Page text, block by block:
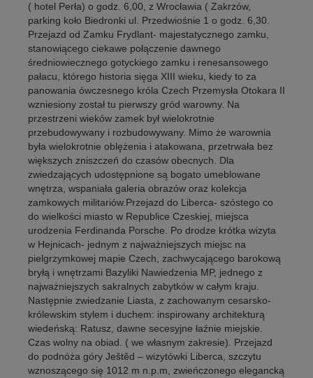
( hotel Perła) o godz. 6,00, z Wrocławia ( Zakrzów,
parking koło Biedronki ul. Przedwiośnie 1 o godz. 6,30.
Przejazd od Zamku Frydlant- majestatycznego zamku,
stanowiącego ciekawe połączenie dawnego
średniowiecznego gotyckiego zamku i renesansowego
pałacu, którego historia sięga XIII wieku, kiedy to za
panowania ówczesnego króla Czech Przemysła Otokara II
wzniesiony został tu pierwszy gród warowny. Na
przestrzeni wieków zamek był wielokrotnie
przebudowywany i rozbudowywany. Mimo że warownia
była wielokrotnie oblężenia i atakowana, przetrwała bez
większych zniszczeń do czasów obecnych. Dla
zwiedzających udostępnione są bogato umeblowane
wnętrza, wspaniała galeria obrazów oraz kolekcja
zamkowych militariów.Przejazd do Liberca- szóstego co
do wielkości miasto w Republice Czeskiej, miejsca
urodzenia Ferdinanda Porsche. Po drodze krótka wizyta
w Hejnicach- jednym z najważniejszych miejsc na
pielgrzymkowej mapie Czech, zachwycającego barokową
bryłą i wnętrzami Bazyliki Nawiedzenia MP, jednego z
najważniejszych sakralnych zabytków w całym kraju.
Następnie zwiedzanie Liasta, z zachowanym cesarsko-
królewskim stylem i duchem: inspirowany architekturą
wiedeńską: Ratusz, dawne secesyjne łaźnie miejskie.
Czas wolny na obiad. ( we własnym zakresie). Przejazd
do podnóża góry Ještěd – wizytówki Liberca, szczytu
wznoszącego się 1012 m n.p.m, zwieńczonego elegancką